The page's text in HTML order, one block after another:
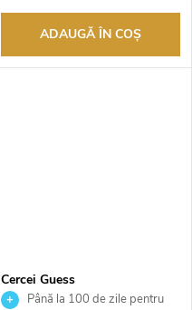
ADAUGĂ ÎN COŞ
Cercei Guess
JUBE02244JWYGEMT
Până la 100 de zile pentru